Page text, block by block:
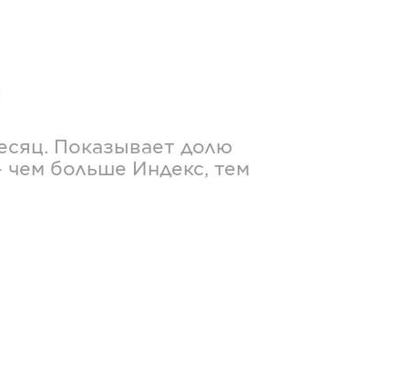
Показывает долю
чем больше Индекс, тем